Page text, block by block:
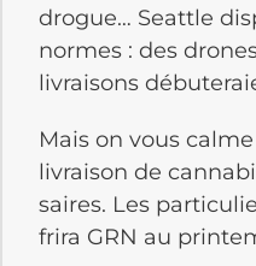
drogue… Seattle
normes : des
livraisons
Mais on vous
livrai­son de
saires. Les
frira GRN au